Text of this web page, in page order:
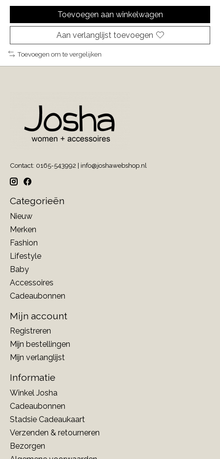
Toevoegen aan winkelwagen
Aan verlanglijst toevoegen
Toevoegen om te vergelijken
Contact: 0165-543992 | info@joshawebshop.nl
Categorieën
Nieuw
Merken
Fashion
Lifestyle
Baby
Accessoires
Cadeaubonnen
Mijn account
Registreren
Mijn bestellingen
Mijn verlanglijst
Informatie
Winkel Josha
Cadeaubonnen
Stadsie Cadeaukaart
Verzenden & retourneren
Bezorgen